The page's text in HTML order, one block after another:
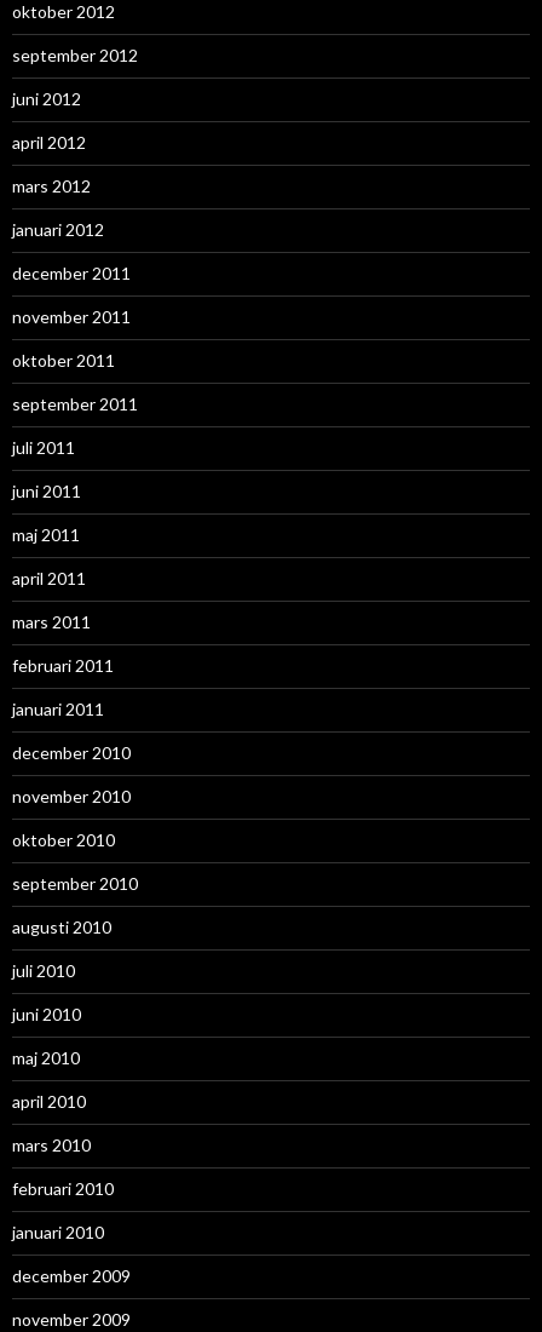
oktober 2012
september 2012
juni 2012
april 2012
mars 2012
januari 2012
december 2011
november 2011
oktober 2011
september 2011
juli 2011
juni 2011
maj 2011
april 2011
mars 2011
februari 2011
januari 2011
december 2010
november 2010
oktober 2010
september 2010
augusti 2010
juli 2010
juni 2010
maj 2010
april 2010
mars 2010
februari 2010
januari 2010
december 2009
november 2009